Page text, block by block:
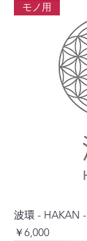
モノ用
波環 - HAKAN -
価格
￥6,000